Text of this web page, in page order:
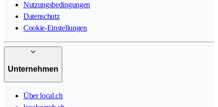
Nutzungsbedingungen
Datenschutz
Cookie-Einstellungen
Unternehmen
Über local.ch